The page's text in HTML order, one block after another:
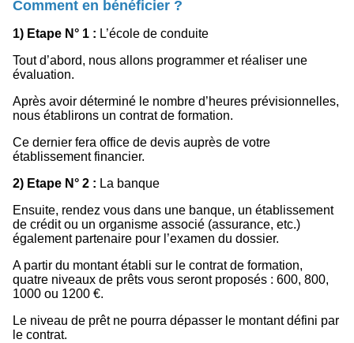
Comment en bénéficier ?
1) Etape N° 1 : L’école de conduite
Tout d’abord, nous allons programmer et réaliser une
évaluation.
Après avoir déterminé le nombre d’heures prévisionnelles,
nous établirons un contrat de formation.
Ce dernier fera office de devis auprès de votre
établissement financier.
2) Etape N° 2 : La banque
Ensuite, rendez vous dans une banque, un établissement
de crédit ou un organisme associé (assurance, etc.)
également partenaire pour l’examen du dossier.
A partir du montant établi sur le contrat de formation,
quatre niveaux de prêts vous seront proposés : 600, 800,
1000 ou 1200 €.
Le niveau de prêt ne pourra dépasser le montant défini par
le contrat.